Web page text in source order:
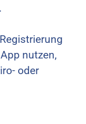
nutzen,
oder